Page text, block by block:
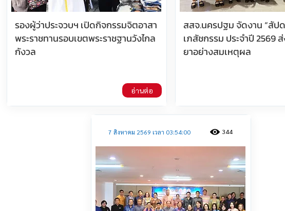
รองผู้ว่าประจวบฯ เปิดกิจกรรมจิตอาสา
พระราชทานรอบเขตพระราชฐานวังไกล
กังวล
อ่านต่อ
สสจ.นครปฐม จัดงาน “สัป
เภสัชกรรม ประจำปี 2569
ยาอย่างสมเหตุผล
7 สิงหาคม 2569 เวลา 03:54:00 344